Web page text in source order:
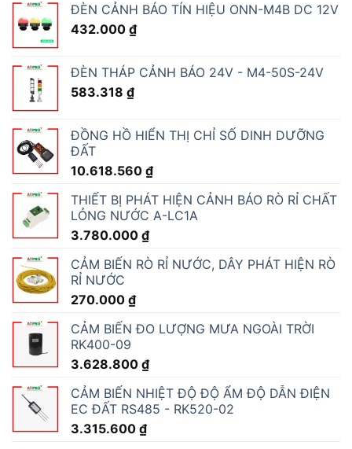
ĐÈN CẢNH BÁO TÍN HIỆU ONN-M4B DC 12V
432.000 ₫
ĐÈN THÁP CẢNH BÁO 24V - M4-50S-24V
583.318 ₫
ĐỒNG HỒ HIỂN THỊ CHỈ SỐ DINH DƯỠNG
ĐẤT
10.618.560 ₫
THIẾT BỊ PHÁT HIỆN CẢNH BÁO RÒ RỈ CHẤT
LỎNG NƯỚC A-LC1A
3.780.000 ₫
CẢM BIẾN RÒ RỈ NƯỚC, DÂY PHÁT HIỆN RÒ
RỈ NƯỚC
270.000 ₫
CẢM BIẾN ĐO LƯỢNG MƯA NGOÀI TRỜI
RK400-09
3.628.800 ₫
CẢM BIẾN NHIỆT ĐỘ ĐỘ ẨM ĐỘ DẪN ĐIỆN
EC ĐẤT RS485 - RK520-02
3.315.600 ₫